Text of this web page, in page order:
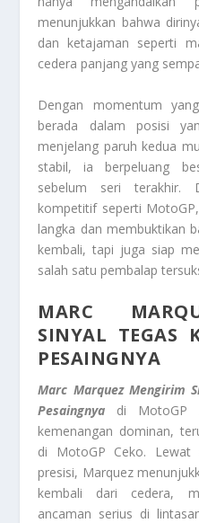
menunjukkan bahwa
dan ketajaman seperti
cedera panjang yang
Dengan momentum
berada dalam posisi
menjelang paruh kedua
stabil, ia berpeluang
sebelum seri terakhir.
kompetitif seperti
langka dan membuktikan
kembali, tapi juga siap
salah satu pembalap
MARC
SINYAL TEGAS
PESAINGNYA
Marc Marquez Mengirim
Pesaingnya di MotoGP
kemenangan dominan,
di MotoGP Ceko. Lewat
presisi, Marquez
kembali dari cedera,
ancaman serius di